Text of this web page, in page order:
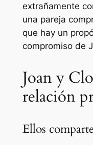
extrañamente
una pareja
que hay un
compromiso de
Joan y
relación
Ellos